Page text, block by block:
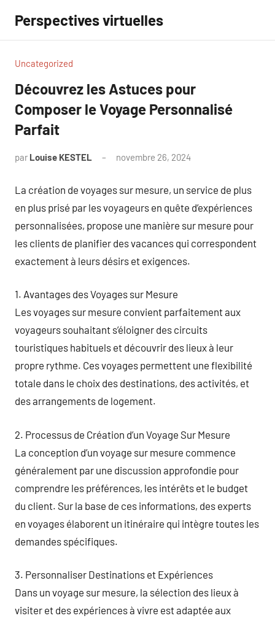
contenu
Perspectives virtuelles
Uncategorized
Découvrez les Astuces pour
Composer le Voyage Personnalisé
Parfait
par Louise KESTEL novembre 26, 2024
La création de voyages sur mesure, un service de plus
en plus prisé par les voyageurs en quête d’expériences
personnalisées, propose une manière sur mesure pour
les clients de planifier des vacances qui correspondent
exactement à leurs désirs et exigences.
1. Avantages des Voyages sur Mesure
Les voyages sur mesure convient parfaitement aux
voyageurs souhaitant s’éloigner des circuits
touristiques habituels et découvrir des lieux à leur
propre rythme. Ces voyages permettent une flexibilité
totale dans le choix des destinations, des activités, et
des arrangements de logement.
2. Processus de Création d’un Voyage Sur Mesure
La conception d’un voyage sur mesure commence
généralement par une discussion approfondie pour
comprendre les préférences, les intérêts et le budget
du client. Sur la base de ces informations, des experts
en voyages élaborent un itinéraire qui intègre toutes les
demandes spécifiques.
3. Personnaliser Destinations et Expériences
Dans un voyage sur mesure, la sélection des lieux à
visiter et des expériences à vivre est adaptée aux